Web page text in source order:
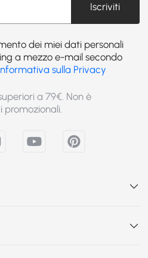
Iscriviti
dei miei dati personali
a mezzo e-mail secondo
sulla Privacy
a 79€. Non è
promozionali.